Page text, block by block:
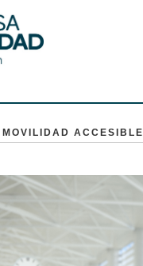
MOVILIDAD ACCESIBLE